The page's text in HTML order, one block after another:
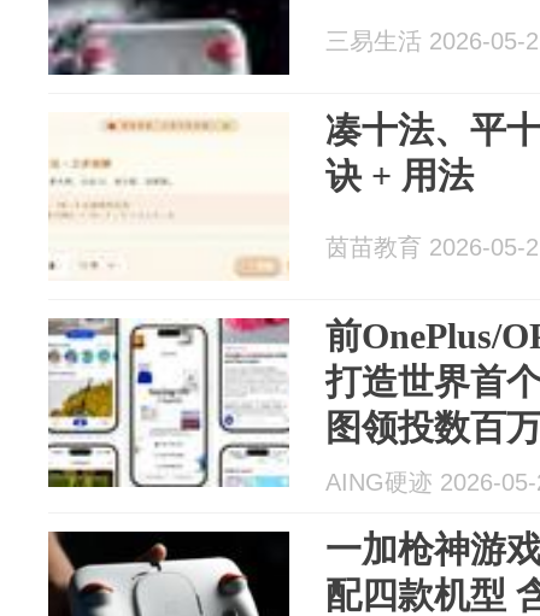
三易生活 2026-05-
凑十法、平
诀 + 用法
茵苗教育 2026-05-
前OnePlus/
打造世界首
图领投数百
AING硬迹 2026-
一加枪神游
配四款机型